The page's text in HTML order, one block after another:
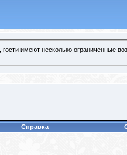
имеют несколько ограниченные
Справка